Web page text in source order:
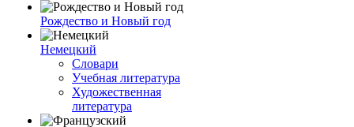
Рождество и Новый год
Немецкий
Словари
Учебная литература
Художественная
литература